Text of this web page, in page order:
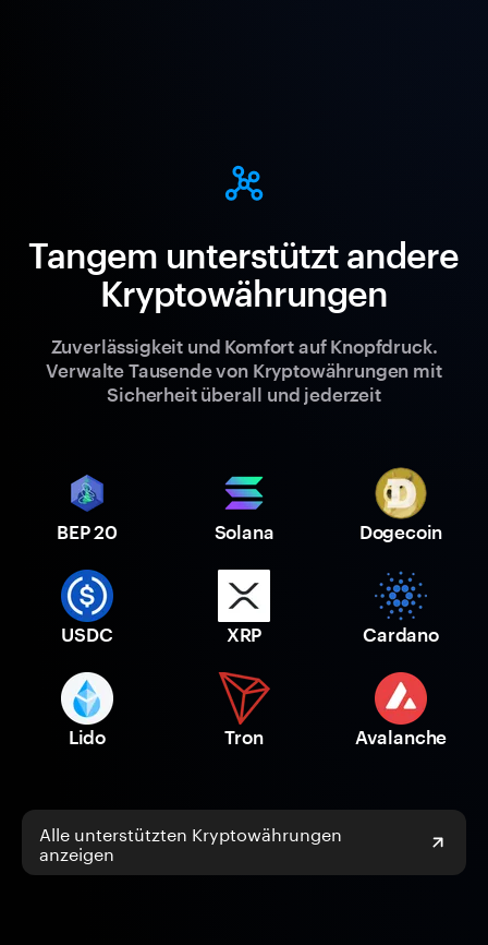
Tangem unterstützt andere
Kryptowährungen
Zuverlässigkeit und Komfort auf Knopfdruck.
Verwalte Tausende von Kryptowährungen mit
Sicherheit überall und jederzeit
BEP 20 Solana Dogecoin
USDC XRP Cardano
Lido Tron Avalanche
Alle unterstützten Kryptowährungen
anzeigen